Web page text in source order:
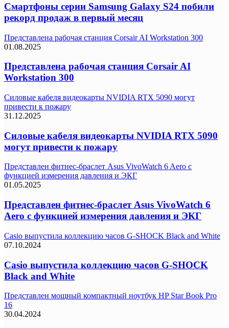
Смартфоны серии Samsung Galaxy S24 побили
рекорд продаж в первый месяц
Представлена рабочая станция Corsair AI Workstation 300
01.08.2025
Представлена рабочая станция Corsair AI
Workstation 300
Силовые кабеля видеокарты NVIDIA RTX 5090 могут
привести к пожару
31.12.2025
Силовые кабеля видеокарты NVIDIA RTX 5090
могут привести к пожару
Представлен фитнес-браслет Asus VivoWatch 6 Aero с
функцией измерения давления и ЭКГ
01.05.2025
Представлен фитнес-браслет Asus VivoWatch 6
Aero с функцией измерения давления и ЭКГ
Casio выпустила коллекцию часов G-SHOCK Black and White
07.10.2024
Casio выпустила коллекцию часов G-SHOCK
Black and White
Представлен мощный компактный ноутбук HP Star Book Pro
16
30.04.2024